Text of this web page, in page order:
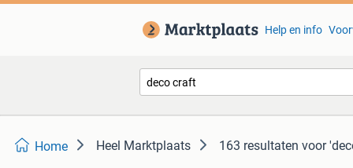
Help en info
Home Heel Marktplaats 163 resultaten voor